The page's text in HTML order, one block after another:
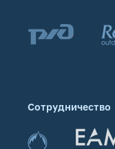
Сотрудничество